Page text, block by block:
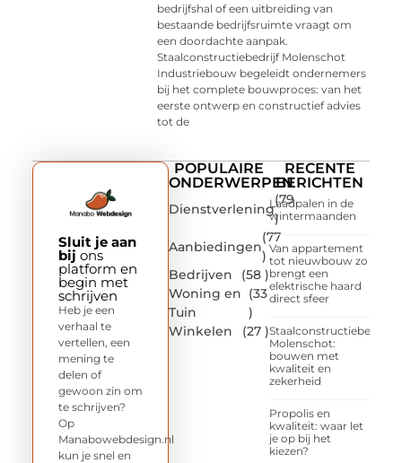
bedrijfshal of een uitbreiding van
bestaande bedrijfsruimte vraagt om
een doordachte aanpak.
Staalconstructiebedrijf Molenschot
Industriebouw begeleidt ondernemers
bij het complete bouwproces: van het
eerste ontwerp en constructief advies
tot de
POPULAIRE
ONDERWERPEN
Dienstverlening
(79
)
Aanbiedingen
(77
)
Bedrijven
(58 )
Woning en
Tuin
(33
)
Winkelen
(27 )
RECENTE
BERICHTEN
Laadpalen in de
wintermaanden
Van appartement
tot nieuwbouw zo
brengt een
elektrische haard
direct sfeer
Staalconstructiebedrijf
Molenschot:
bouwen met
kwaliteit en
zekerheid
Propolis en
kwaliteit: waar let
je op bij het
kiezen?
Sluit je aan
bij ons
platform en
begin met
schrijven
Heb je een
verhaal te
vertellen, een
mening te
delen of
gewoon zin om
te schrijven?
Op
Manabowebdesign.nl
kun je snel en